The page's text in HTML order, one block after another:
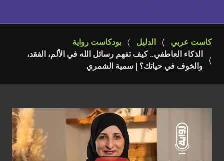
كاست عربي الدليل
بودكاست رواية
الذكاء العاطفي.. كيف تفهم رسائل الله في الألم، الفقد،
والخوف في حياتك؟ | سمية الشمري